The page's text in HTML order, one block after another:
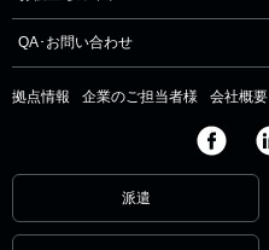
QA･お問い合わせ
拠点情報 企業のご担当者様 会社概要
派遣